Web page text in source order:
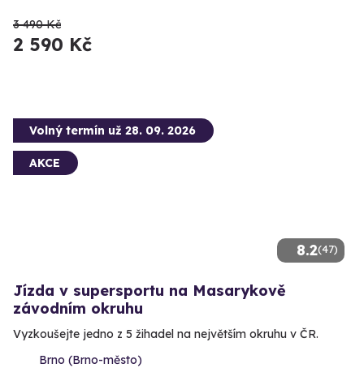
3 490 Kč
2 590 Kč
8.2(47)
Volný termín už 28. 09. 2026
AKCE
Jízda v supersportu na Masarykově
závodním okruhu
Vyzkoušejte jedno z 5 žihadel na největším okruhu v ČR.
Brno (Brno-město)